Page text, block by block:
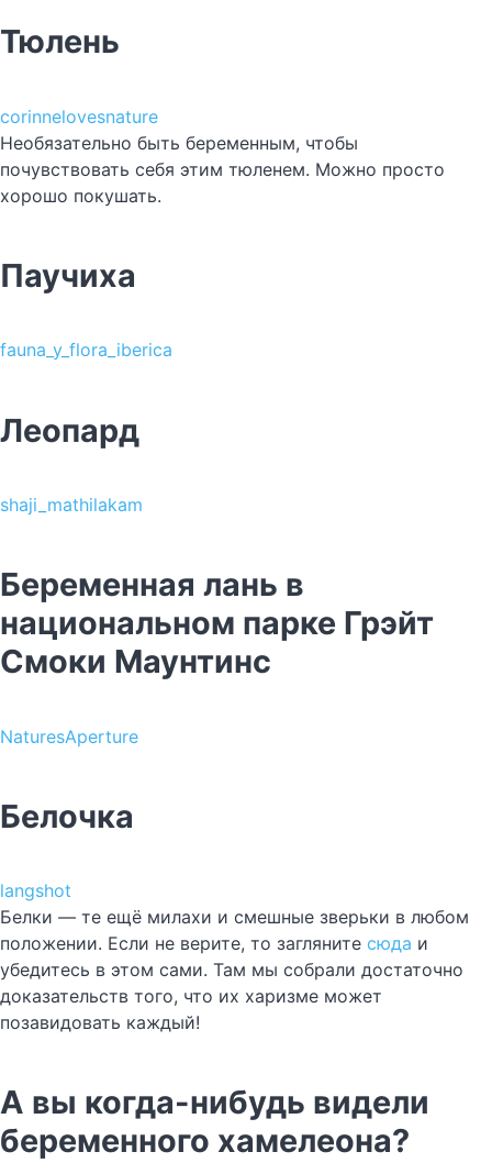
Тюлень
corinnelovesnature
Необязательно быть беременным, чтобы
почувствовать себя этим тюленем. Можно просто
хорошо покушать.
Паучиха
fauna_y_flora_iberica
Леопард
shaji_mathilakam
Беременная лань в
национальном парке Грэйт
Смоки Маунтинс
NaturesAperture
Белочка
langshot
Белки — те ещё милахи и смешные зверьки в любом
положении. Если не верите, то загляните сюда и
убедитесь в этом сами. Там мы собрали достаточно
доказательств того, что их харизме может
позавидовать каждый!
А вы когда-нибудь видели
беременного хамелеона?